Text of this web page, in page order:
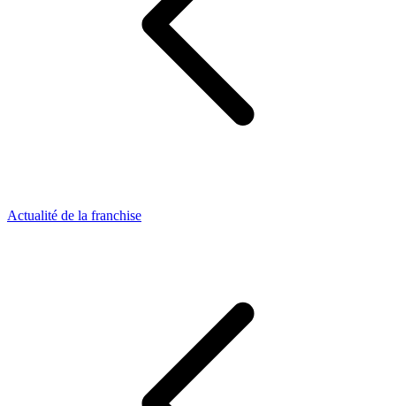
Actualité de la franchise